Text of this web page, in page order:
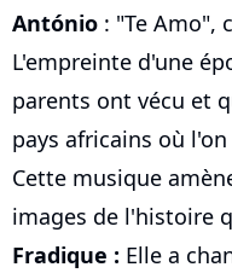
António : "Te Amo",
L'empreinte d'une
parents ont vécu et
pays africains où
Cette musique
images de l'histoire
Fradique : Elle a